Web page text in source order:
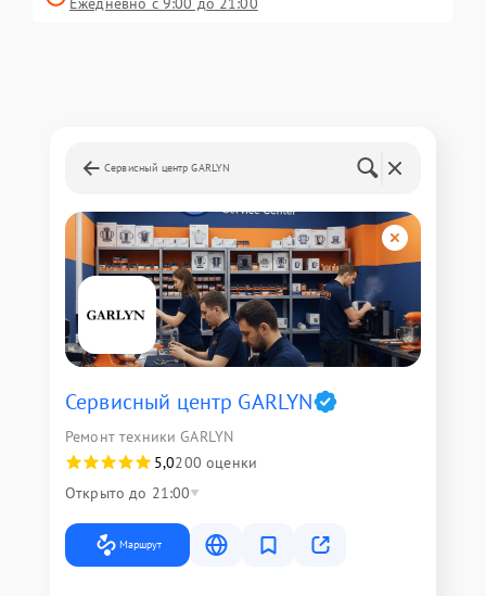
Сервисный центр GARLYN
Сервисный центр GARLYN
Ремонт техники GARLYN
5,0200 оценки
Открыто до 21:00
Маршрут